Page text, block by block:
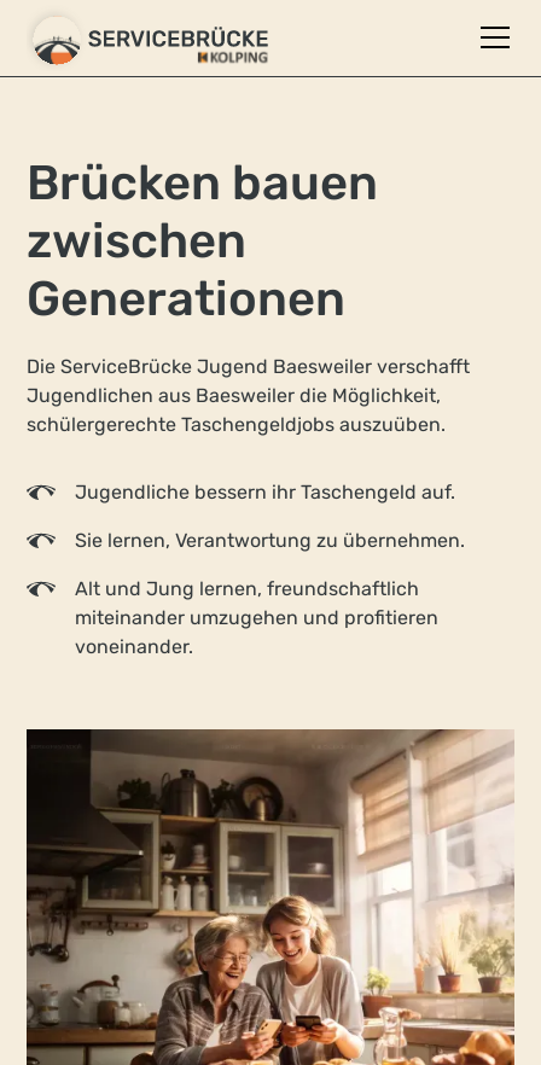
Brücken bauen
zwischen
Generationen
Die ServiceBrücke Jugend Baesweiler verschafft
Jugendlichen aus Baesweiler die Möglichkeit,
schülergerechte Taschengeldjobs auszuüben.
Jugendliche bessern ihr Taschengeld auf.
Sie lernen, Verantwortung zu übernehmen.
Alt und Jung lernen, freundschaftlich
miteinander umzugehen und profitieren
voneinander.